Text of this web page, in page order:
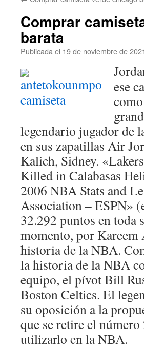
Comprar
barata
Publicada el 19 de noviembre de 2021
ese
como
legendario jugador de
en sus zapatillas Air
Kalich, Sidney.
Killed in Calabasas
2006 NBA Stats and
Association – ESPN»
32.292 puntos en toda
momento, por
historia de la NBA.
la historia de la NBA
equipo, el pívot Bill
Boston Celtics. El
su oposición a la
que se retire el
utilizarlo en la NBA.